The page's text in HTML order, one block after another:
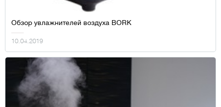
Обзор увлажнителей воздуха BORK
10.04.2019